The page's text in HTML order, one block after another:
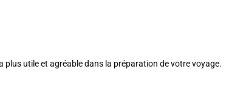
utile et agréable dans la préparation de votre voyage.